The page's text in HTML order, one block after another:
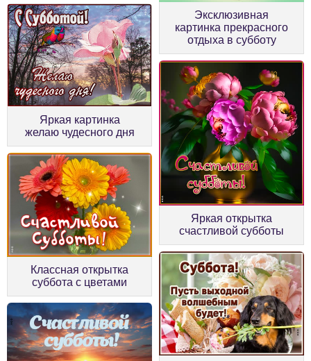
Эксклюзивная
картинка прекрасного
отдыха в субботу
Яркая картинка
желаю чудесного дня
Яркая открытка
счастливой субботы
Классная открытка
суббота с цветами